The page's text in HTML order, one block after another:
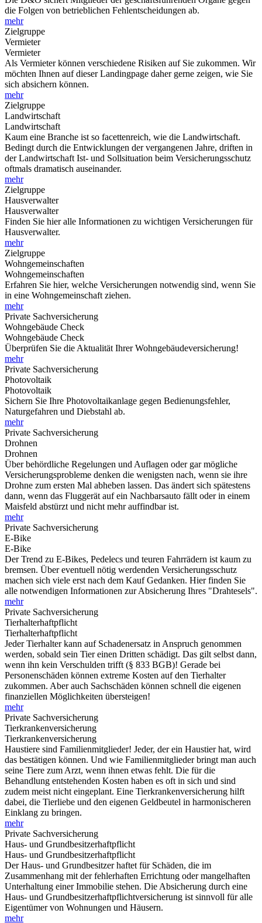
die Folgen von betrieblichen Fehlentscheidungen ab.
mehr
Zielgruppe
Vermieter
Vermieter
Als Vermieter können verschiedene Risiken auf Sie zukommen. Wir
möchten Ihnen auf dieser Landingpage daher gerne zeigen, wie Sie
sich absichern können.
mehr
Zielgruppe
Landwirtschaft
Landwirtschaft
Kaum eine Branche ist so facettenreich, wie die Landwirtschaft.
Bedingt durch die Entwicklungen der vergangenen Jahre, driften in
der Landwirtschaft Ist- und Sollsituation beim Versicherungsschutz
oftmals dramatisch auseinander.
mehr
Zielgruppe
Hausverwalter
Hausverwalter
Finden Sie hier alle Informationen zu wichtigen Versicherungen für
Hausverwalter.
mehr
Zielgruppe
Wohngemeinschaften
Wohngemeinschaften
Erfahren Sie hier, welche Versicherungen notwendig sind, wenn Sie
in eine Wohngemeinschaft ziehen.
mehr
Private Sachversicherung
Wohngebäude Check
Wohngebäude Check
Überprüfen Sie die Aktualität Ihrer Wohngebäudeversicherung!
mehr
Private Sachversicherung
Photovoltaik
Photovoltaik
Sichern Sie Ihre Photovoltaikanlage gegen Bedienungsfehler,
Naturgefahren und Diebstahl ab.
mehr
Private Sachversicherung
Drohnen
Drohnen
Über behördliche Regelungen und Auflagen oder gar mögliche
Versicherungsprobleme denken die wenigsten nach, wenn sie ihre
Drohne zum ersten Mal abheben lassen. Das ändert sich spätestens
dann, wenn das Fluggerät auf ein Nachbarsauto fällt oder in einem
Maisfeld abstürzt und nicht mehr auffindbar ist.
mehr
Private Sachversicherung
E-Bike
E-Bike
Der Trend zu E-Bikes, Pedelecs und teuren Fahrrädern ist kaum zu
bremsen. Über eventuell nötig werdenden Versicherungsschutz
machen sich viele erst nach dem Kauf Gedanken. Hier finden Sie
alle notwendigen Informationen zur Absicherung Ihres "Drahtesels".
mehr
Private Sachversicherung
Tierhalterhaftpflicht
Tierhalterhaftpflicht
Jeder Tierhalter kann auf Schadenersatz in Anspruch genommen
werden, sobald sein Tier einen Dritten schädigt. Das gilt selbst dann,
wenn ihn kein Verschulden trifft (§ 833 BGB)! Gerade bei
Personenschäden können extreme Kosten auf den Tierhalter
zukommen. Aber auch Sachschäden können schnell die eigenen
finanziellen Möglichkeiten übersteigen!
mehr
Private Sachversicherung
Tierkrankenversicherung
Tierkrankenversicherung
Haustiere sind Familienmitglieder! Jeder, der ein Haustier hat, wird
das bestätigen können. Und wie Familienmitglieder bringt man auch
seine Tiere zum Arzt, wenn ihnen etwas fehlt. Die für die
Behandlung entstehenden Kosten haben es oft in sich und sind
zudem meist nicht eingeplant. Eine Tierkrankenversicherung hilft
dabei, die Tierliebe und den eigenen Geldbeutel in harmonischeren
Einklang zu bringen.
mehr
Private Sachversicherung
Haus- und Grundbesitzerhaftpflicht
Haus- und Grundbesitzerhaftpflicht
Der Haus- und Grundbesitzer haftet für Schäden, die im
Zusammenhang mit der fehlerhaften Errichtung oder mangelhaften
Unterhaltung einer Immobilie stehen. Die Absicherung durch eine
Haus- und Grundbesitzerhaftpflichtversicherung ist sinnvoll für alle
Eigentümer von Wohnungen und Häusern.
mehr